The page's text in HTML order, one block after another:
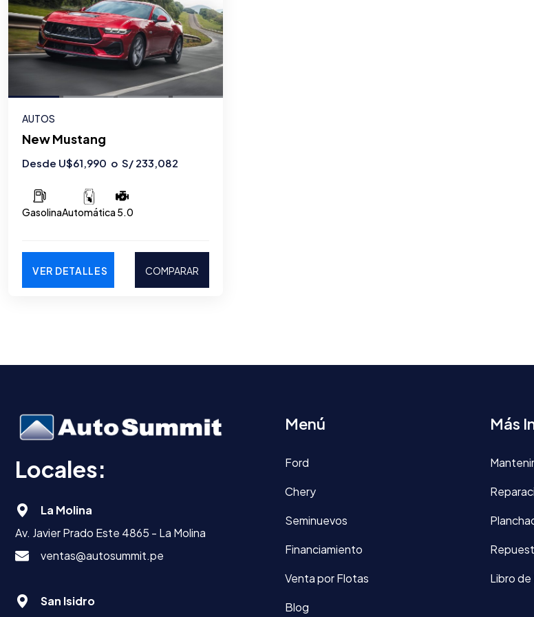
AUTOS
New Mustang
Desde U$61,990 o S/ 233,082
GasolinaAutomática5.0
VER DETALLES COMPARAR
Locales:
La Molina
Av. Javier Prado Este 4865 - La Molina
ventas@autosummit.pe
San Isidro
Menú
Ford
Chery
Seminuevos
Financiamiento
Venta por Flotas
Blog
Más
Libro